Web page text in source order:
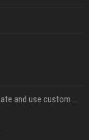
ChatGPT could soon let you easily create and use custom WhatsApp stickers